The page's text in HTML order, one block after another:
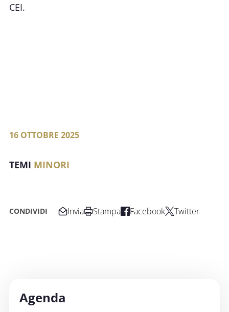
CEI.
16 OTTOBRE 2025
MINORI
CONDIVIDI Invia Stampa Facebook Twitter
Agenda